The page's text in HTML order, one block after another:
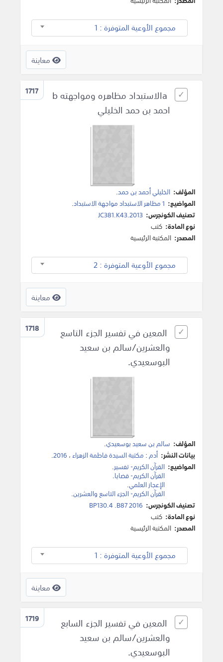
مجموع الأوعية المتوفرة : 1
معاينة
1717
aالاستبداد مظاهره ومواجهته b
احمد بن حمد الخليلي
المؤلف: الخليلي أحمد بن حمد.
المواضيع: 1 مظاهر الاستبداد مواجهة الاستبداد
.
تصنيف الكونجرس: JC381.K43.2013
نوع المادة: كتب
المصدر: المكتبة الرئيسية
مجموع الأوعية المتوفرة : 2
معاينة
1718
المعين في تفسير الجزء التاسع
والعشرين/سالم بن سعيد
البوسعيدي.
المؤلف: سالم بن سعيد بوسعيدي.
بيانات النشر: أدم: مكتبة السيدة فاطمة الزهراء، 2016
.
المواضيع: القرآن الكريم- تفسير.
القرآن الكريم- قضايا.
الإعجاز العلمي.
القرآن الكريم- الجزء التاسع والعشرين.
تصنيف الكونجرس: BP130.4 .B87 2016
نوع المادة: كتب
المصدر: المكتبة الرئيسية
مجموع الأوعية المتوفرة : 1
معاينة
1719
المعين في تفسير الجزء السابع
والعشرين/سالم بن سعيد
البوسعيدي.